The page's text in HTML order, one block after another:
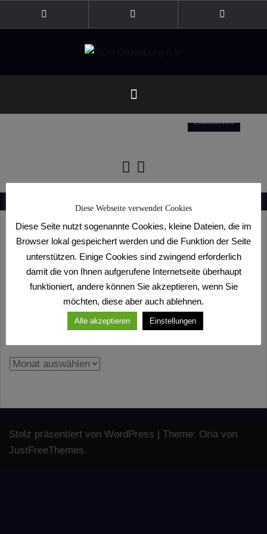
Sommerfest
Trainingszeiten
Laden…
Zum Download (ICS-Datei)
Archiv
Stolz präsentiert von WordPress | Theme: Oria von
JustFreeThemes.
Diese Webseite verwendet Cookies
Diese Seite nutzt sogenannte Cookies, kleine Dateien, die im
Browser lokal gespeichert werden und die Funktion der Seite
unterstützen. Einige Cookies sind zwingend erforderlich
damit die von Ihnen aufgerufene Internetseite überhaupt
funktioniert, andere können Sie akzeptieren, wenn Sie
möchten, diese aber auch ablehnen.
Alle akzeptieren Einstellungen